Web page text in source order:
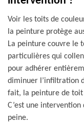
Voir les toits de
la peinture protège
La peinture couvre le
particulières qui
pour adhérer
diminuer l’infiltration
fait, la peinture de
C’est une
peine.